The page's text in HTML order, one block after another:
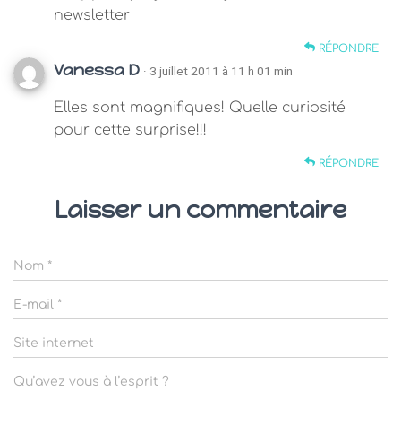
newsletter
RÉPONDRE
Vanessa D · 3 juillet 2011 à 11 h 01 min
Elles sont magnifiques! Quelle curiosité
pour cette surprise!!!
RÉPONDRE
Laisser un commentaire
Nom *
E-mail *
Site internet
Qu’avez vous à l’esprit ?